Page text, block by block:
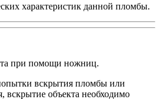
характеристик данной пломбы.
при помощи ножниц.
вскрытия пломбы или
вскрытие объекта необходимо